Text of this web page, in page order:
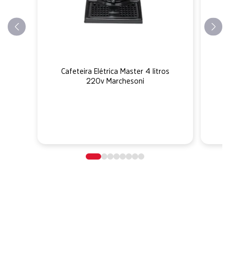
Cafeteira Elétrica Master 4 litros
220v Marchesoni